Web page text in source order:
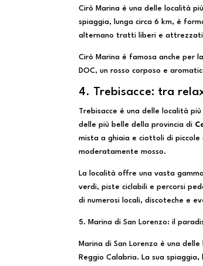
Cirò Marina è una delle località
spiaggia, lunga circa 6 km, è
alternano tratti liberi e
Cirò Marina è famosa anche per
DOC, un rosso corposo e
4. Trebisacce: tra
Trebisacce è una delle località
delle più belle della provincia di
mista a ghiaia e ciottoli di piccole
moderatamente mosso.
La località offre una vasta
verdi, piste ciclabili e percorsi
di numerosi locali, discoteche e
5. Marina di San Lorenzo: il
Marina di San Lorenzo è una
Reggio Calabria. La sua